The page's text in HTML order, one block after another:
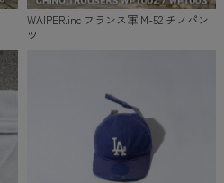
WAIPER.inc フランス軍 M-52 チノパン
ツ